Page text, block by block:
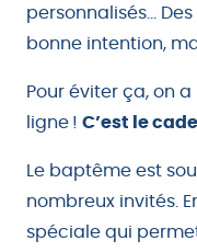
personnalisés…
bonne intention,
Pour éviter ça, on
ligne ! C’est le
Le baptême est
nombreux invités.
spéciale qui